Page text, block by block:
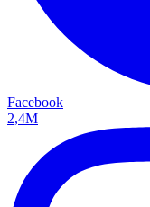
Facebook
2,4M